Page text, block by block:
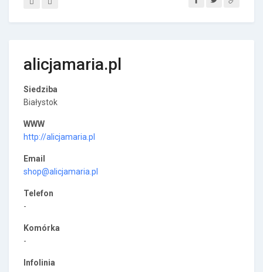
alicjamaria.pl
Siedziba
Białystok
WWW
http://alicjamaria.pl
Email
shop@alicjamaria.pl
Telefon
-
Komórka
-
Infolinia